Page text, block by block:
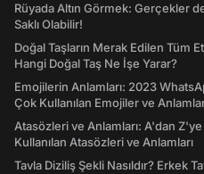
Rüyada Altın Görmek: Gerçekler
Saklı Olabilir!
Doğal Taşların Merak Edilen Tüm
Hangi Doğal Taş Ne İşe Yarar?
Emojilerin Anlamları: 2023
Çok Kullanılan Emojiler ve
Atasözleri ve Anlamları: A'dan
Kullanılan Atasözleri ve Anlamları
Tavla Diziliş Şekli Nasıldır? Erkek